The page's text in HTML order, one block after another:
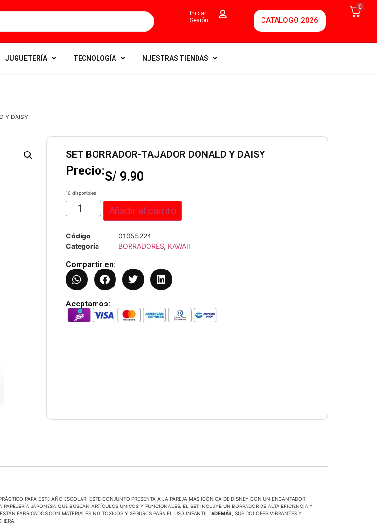
Iniciar
Sesión
CATALOGO 2026
0
JUGUETERÍA TECNOLOGÍA NUESTRAS TIENDAS
Y DAISY
SET BORRADOR-TAJADOR DONALD Y DAISY
Precio:S/ 9.90
10 disponibles
Añadir al carrito
Código
01055224
Categoría
BORRADORES, KAWAII
Compartir en:
Aceptamos:
PARA ESTE AÑO ESCOLAR. ESTE CONJUNTO PRESENTA A LA PAREJA MÁS ICÓNICA DE DISNEY CON UN ENCANTADOR
PAPELERÍA JAPONESA QUE BUSCAN ARTÍCULOS ÚNICOS Y FUNCIONALES. EL SET INCLUYE UN BORRADOR DE ALTA EFICIENCIA Y
FABRICADOS CON MATERIALES NO TÓXICOS Y SEGUROS PARA EL USO INFANTIL. ADEMÁS , SUS COLORES VIBRANTES Y